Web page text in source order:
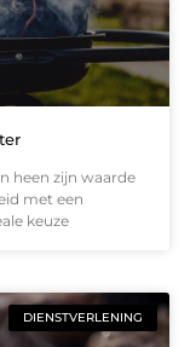
heen zijn waarde
met een
keuze
DIENSTVERLENING